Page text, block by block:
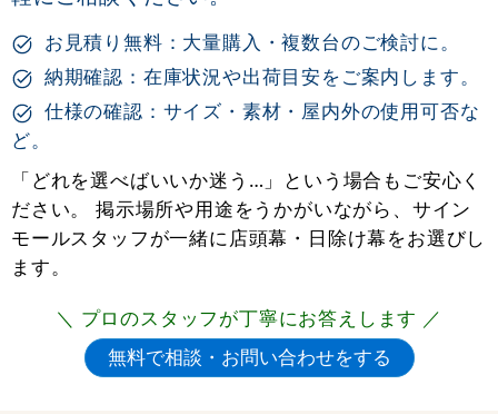
お見積り無料：大量購入・複数台のご検討に。
納期確認：在庫状況や出荷目安をご案内します。
仕様の確認：サイズ・素材・屋内外の使用可否な
ど。
「どれを選べばいいか迷う…」という場合もご安心く
ださい。 掲示場所や用途をうかがいながら、サイン
モールスタッフが一緒に店頭幕・日除け幕をお選びし
ます。
＼ プロのスタッフが丁寧にお答えします ／